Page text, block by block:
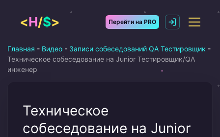
содержимому
<H/$> Перейти на PRO
Главная - Видео - Записи собеседований QA Тестировщик -
Техническое собеседование на Junior Тестировщик/QA
инженер
Техническое
собеседование на Junior